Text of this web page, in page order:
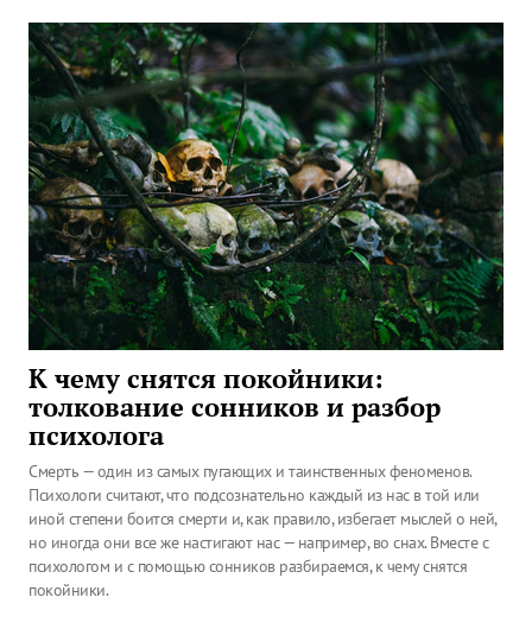
К чему снятся покойники:
толкование сонников и разбор
психолога
Смерть — один из самых пугающих и таинственных феноменов.
Психологи считают, что подсознательно каждый из нас в той или
иной степени боится смерти и, как правило, избегает мыслей о ней,
но иногда они все же настигают нас — например, во снах. Вместе с
психологом и с помощью сонников разбираемся, к чему снятся
покойники.